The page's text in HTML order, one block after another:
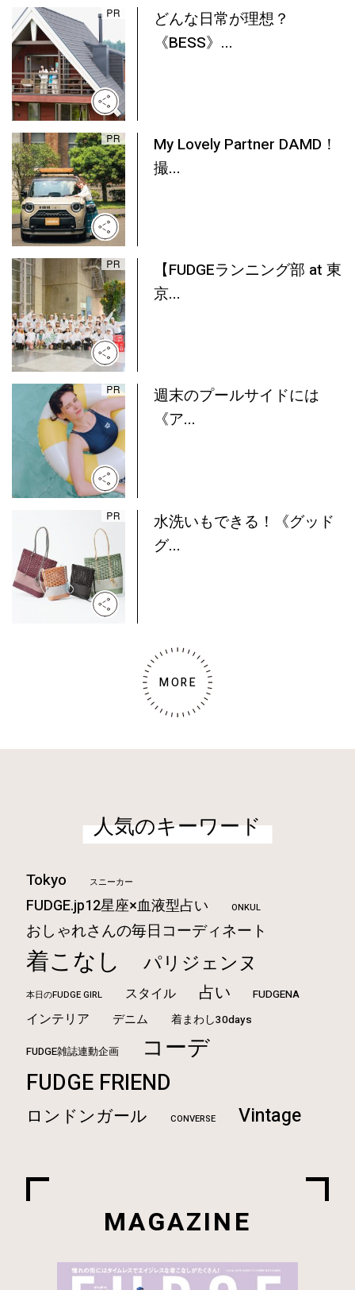
どんな日常が理想？
《BESS》...
My Lovely Partner DAMD！
撮...
【FUDGEランニング部 at 東
京...
週末のプールサイドには
《ア...
水洗いもできる！《グッド
グ...
MORE
人気のキーワード
Tokyo スニーカー
FUDGE.jp12星座×血液型占い ONKUL
おしゃれさんの毎日コーディネート
着こなし パリジェンヌ
本日のFUDGE GIRL スタイル 占い FUDGENA
インテリア デニム 着まわし30days
FUDGE雑誌連動企画
コーデ
FUDGE FRIEND
ロンドンガール CONVERSE Vintage
MAGAZINE